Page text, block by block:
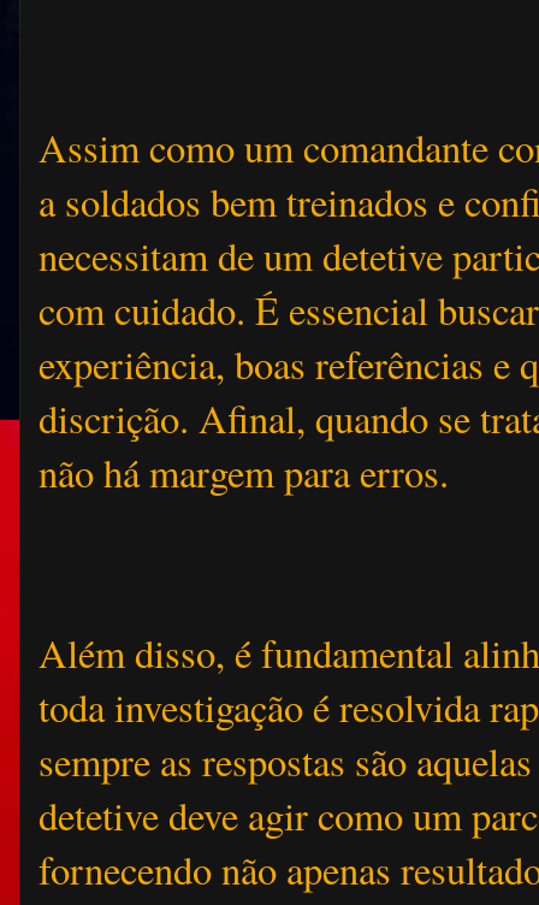
Assim como um comandante
a soldados bem treinados e
necessitam de um detetive
com cuidado. É essencial
experiência, boas referências e
discrição. Afinal, quando se
não há margem para erros.
Além disso, é fundamental
toda investigação é resolvida
sempre as respostas são
detetive deve agir como um
fornecendo não apenas